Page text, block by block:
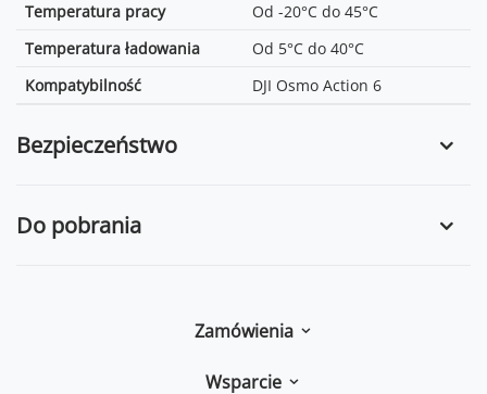
Temperatura pracy
Od -20°C do 45°C
Temperatura ładowania
Od 5°C do 40°C
Kompatybilność
DJI Osmo Action 6
Bezpieczeństwo
Do pobrania
Zamówienia
Wsparcie